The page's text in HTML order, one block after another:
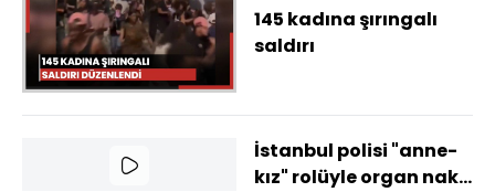
145 kadına şırıngalı
saldırı
İstanbul polisi "anne-
kız" rolüyle organ nakli